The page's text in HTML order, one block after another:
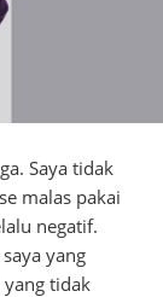
Saya tidak
malas pakai
negatif.
yang
tidak